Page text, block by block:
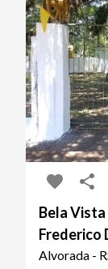
Bela Vista
Frederico
Alvorada -